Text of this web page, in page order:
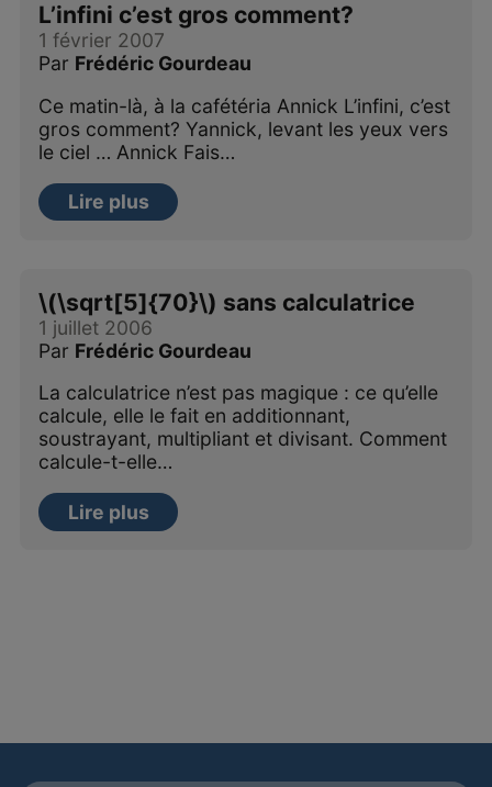
L’infini c’est gros comment?
1 février 2007
Par Frédéric Gourdeau
Ce matin-là, à la cafétéria Annick L’infini, c’est
gros comment? Yannick, levant les yeux vers
le ciel … Annick Fais…
Lire plus
\(\sqrt[5]{70}\) sans calculatrice
1 juillet 2006
Par Frédéric Gourdeau
La calculatrice n’est pas magique : ce qu’elle
calcule, elle le fait en additionnant,
soustrayant, multipliant et divisant. Comment
calcule-t-elle…
Lire plus